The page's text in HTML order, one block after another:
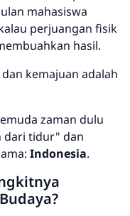
mahasiswa
perjuangan fisik
hasil.
kemajuan adalah
zaman dulu
dari tidur" dan
Indonesia.